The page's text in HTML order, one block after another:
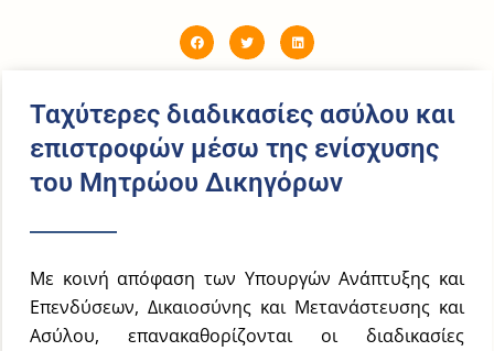
Ταχύτερες διαδικασίες ασύλου και
επιστροφών μέσω της ενίσχυσης
του Μητρώου Δικηγόρων
Με κοινή απόφαση των Υπουργών Ανάπτυξης και
Επενδύσεων, Δικαιοσύνης και Μετανάστευσης και
Ασύλου, επανακαθορίζονται οι διαδικασίες